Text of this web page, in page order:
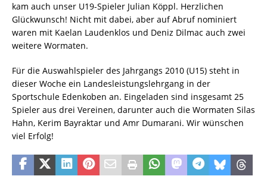
kam auch unser U19-Spieler Julian Köppl. Herzlichen
Glückwunsch! Nicht mit dabei, aber auf Abruf nominiert
waren mit Kaelan Laudenklos und Deniz Dilmac auch zwei
weitere Wormaten.
Für die Auswahlspieler des Jahrgangs 2010 (U15) steht in
dieser Woche ein Landesleistungslehrgang in der
Sportschule Edenkoben an. Eingeladen sind insgesamt 25
Spieler aus drei Vereinen, darunter auch die Wormaten Silas
Hahn, Kerim Bayraktar und Amr Dumarani. Wir wünschen
viel Erfolg!